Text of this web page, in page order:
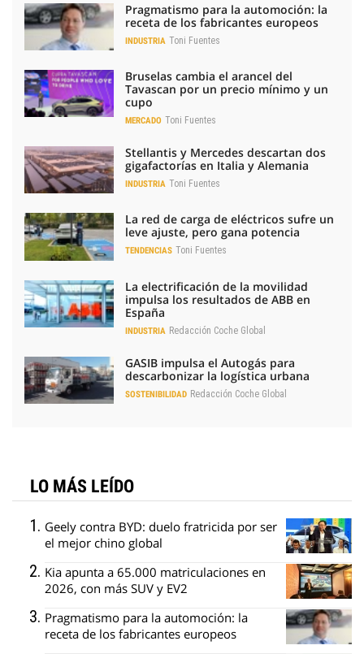
Pragmatismo para la automoción: la
receta de los fabricantes europeos
INDUSTRIA Toni Fuentes
Bruselas cambia el arancel del
Tavascan por un precio mínimo y un
cupo
MERCADO Toni Fuentes
Stellantis y Mercedes descartan dos
gigafactorías en Italia y Alemania
INDUSTRIA Toni Fuentes
La red de carga de eléctricos sufre un
leve ajuste, pero gana potencia
TENDENCIAS Toni Fuentes
La electrificación de la movilidad
impulsa los resultados de ABB en
España
INDUSTRIA Redacción Coche Global
GASIB impulsa el Autogás para
descarbonizar la logística urbana
SOSTENIBILIDAD Redacción Coche Global
LO MÁS LEÍDO
Geely contra BYD: duelo fratricida por ser
el mejor chino global
Kia apunta a 65.000 matriculaciones en
2026, con más SUV y EV2
Pragmatismo para la automoción: la
receta de los fabricantes europeos